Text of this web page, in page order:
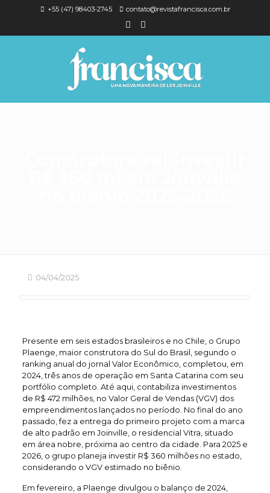
+55 (47) 98403-2745 contato@revistafrancisca.com.br
04/04/2025
Presente em seis estados brasileiros e no Chile, o Grupo
Plaenge, maior construtora do Sul do Brasil, segundo o
ranking anual do jornal Valor Econômico, completou, em
2024, três anos de operação em Santa Catarina com seu
portfólio completo. Até aqui, contabiliza investimentos
de R$ 472 milhões, no Valor Geral de Vendas (VGV) dos
empreendimentos lançados no período. No final do ano
passado, fez a entrega do primeiro projeto com a marca
de alto padrão em Joinville, o residencial Vitra, situado
em área nobre, próxima ao centro da cidade. Para 2025 e
2026, o grupo planeja investir R$ 360 milhões no estado,
considerando o VGV estimado no biênio.
Em fevereiro, a Plaenge divulgou o balanço de 2024,